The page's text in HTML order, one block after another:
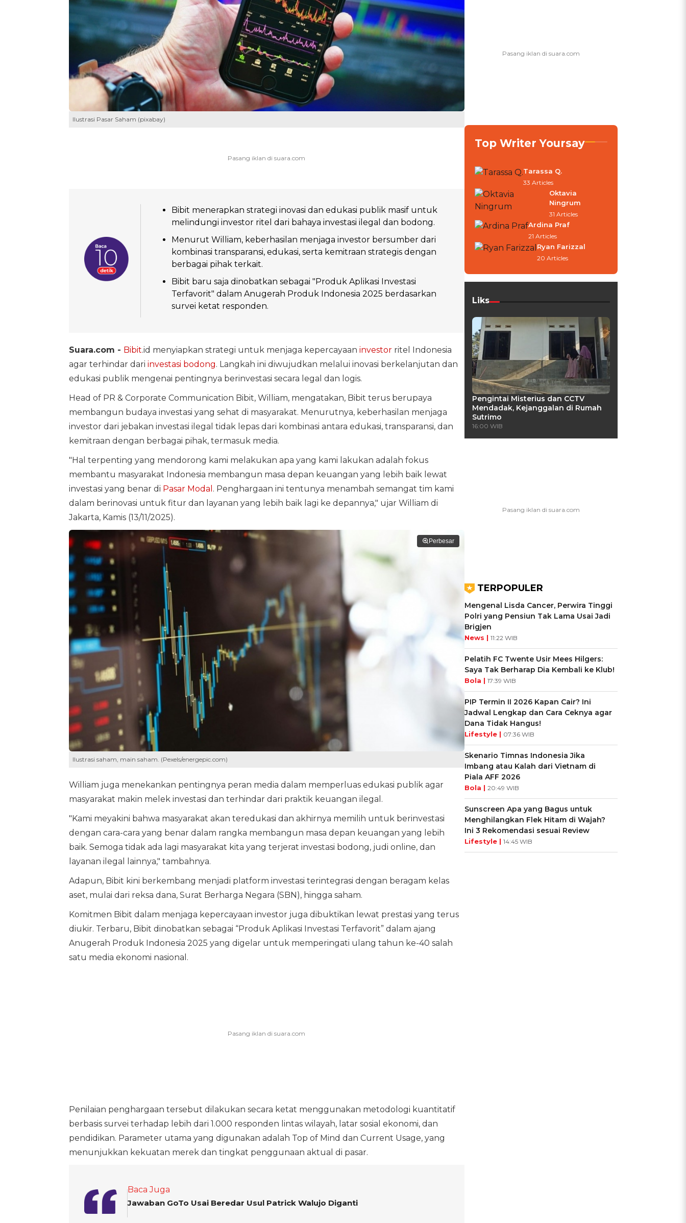
Ilustrasi Pasar Saham (pixabay)
Bibit menerapkan strategi inovasi dan edukasi publik masif untuk
melindungi investor ritel dari bahaya investasi ilegal dan bodong.
Menurut William, keberhasilan menjaga investor bersumber dari
kombinasi transparansi, edukasi, serta kemitraan strategis dengan
berbagai pihak terkait.
Bibit baru saja dinobatkan sebagai "Produk Aplikasi Investasi
Terfavorit" dalam Anugerah Produk Indonesia 2025 berdasarkan
survei ketat responden.
Suara.com - Bibit.id menyiapkan strategi untuk menjaga kepercayaan investorritel Indonesia
agar terhindar dari investasi bodong. Langkah ini diwujudkan melalui inovasi berkelanjutan dan
edukasi publik mengenai pentingnya berinvestasi secara legal dan logis.
Head of PR & Corporate Communication Bibit, William, mengatakan, Bibit terus berupaya
membangun budaya investasi yang sehat di masyarakat. Menurutnya, keberhasilan menjaga
investor dari jebakan investasi ilegal tidak lepas dari kombinasi antara edukasi, transparansi, dan
kemitraan dengan berbagai pihak, termasuk media.
"Hal terpenting yang mendorong kami melakukan apa yang kami lakukan adalah fokus
membantu masyarakat Indonesia membangun masa depan keuangan yang lebih baik lewat
investasi yang benar di Pasar Modal . Penghargaan ini tentunya menambah semangat tim kami
dalam berinovasi untuk fitur dan layanan yang lebih baik lagi ke depannya," ujar William di
Jakarta, Kamis (13/11/2025).
Perbesar
Ilustrasi saham, main saham. (Pexels/energepic.com)
William juga menekankan pentingnya peran media dalam memperluas edukasi publik agar
masyarakat makin melek investasi dan terhindar dari praktik keuangan ilegal.
"Kami meyakini bahwa masyarakat akan teredukasi dan akhirnya memilih untuk berinvestasi
dengan cara-cara yang benar dalam rangka membangun masa depan keuangan yang lebih
baik. Semoga tidak ada lagi masyarakat kita yang terjerat investasi bodong, judi online, dan
layanan ilegal lainnya," tambahnya.
Adapun, Bibit kini berkembang menjadi platform investasi terintegrasi dengan beragam kelas
aset, mulai dari reksa dana, Surat Berharga Negara (SBN), hingga saham.
Komitmen Bibit dalam menjaga kepercayaan investor juga dibuktikan lewat prestasi yang terus
diukir. Terbaru, Bibit dinobatkan sebagai “Produk Aplikasi Investasi Terfavorit” dalam ajang
Anugerah Produk Indonesia 2025 yang digelar untuk memperingati ulang tahun ke-40 salah
satu media ekonomi nasional.
Penilaian penghargaan tersebut dilakukan secara ketat menggunakan metodologi kuantitatif
berbasis survei terhadap lebih dari 1.000 responden lintas wilayah, latar sosial ekonomi, dan
pendidikan. Parameter utama yang digunakan adalah Top of Mind dan Current Usage, yang
menunjukkan kekuatan merek dan tingkat penggunaan aktual di pasar.
Baca Juga
Jawaban GoTo Usai Beredar Usul Patrick Walujo Diganti
Top Writer Yoursay
Tarassa Q.
33 Articles
Oktavia
Ningrum
31 Articles
Ardina Praf
21 Articles
Ryan Farizzal
20 Articles
Liks
Pengintai Misterius dan CCTV
Mendadak, Kejanggalan di Rumah
Sutrimo
16:00 WIB
TERPOPULER
Mengenal Lisda Cancer, Perwira Tinggi
Polri yang Pensiun Tak Lama Usai Jadi
Brigjen
News | 11:22 WIB
Pelatih FC Twente Usir Mees Hilgers:
Saya Tak Berharap Dia Kembali ke Klub!
Bola | 17:39 WIB
PIP Termin II 2026 Kapan Cair? Ini
Jadwal Lengkap dan Cara Ceknya agar
Dana Tidak Hangus!
Lifestyle | 07:36 WIB
Skenario Timnas Indonesia Jika
Imbang atau Kalah dari Vietnam di
Piala AFF 2026
Bola | 20:49 WIB
Sunscreen Apa yang Bagus untuk
Menghilangkan Flek Hitam di Wajah?
Ini 3 Rekomendasi sesuai Review
Lifestyle | 14:45 WIB